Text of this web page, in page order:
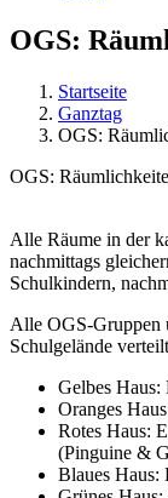
OGS:
Startseite
Ganztag
OGS:
OGS:
Alle Räume in der
nachmittags
Schulkindern,
Alle OGS-Gruppen
Schulgelände
Gelbes Haus:
Oranges
Rotes Haus:
(Pinguine &
Blaues Haus: